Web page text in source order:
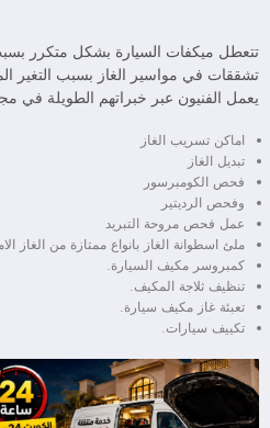
تتعطل ميكفات السيارة بشكل متكرر
تشققات في مواسير الغاز بسبب التغير
يعمل الفنيون عبر خبراتهم الطويلة في
اماكن تسريب الغاز
تبديل الغاز
فحص الكومبرسور
وفحص الرديتير
عمل فحص مروحة التبريد
ملئ اسطوانة الغاز بانواع ممتازة من الغاز
كمبروسر مكيف السيارة.
تنظيف ثلاجة المكيف.
تعبئة غاز مكيف سيارة.
تكييف سيارات.